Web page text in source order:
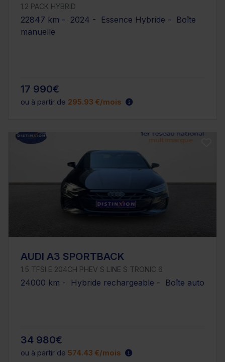
1.2 PACK HYBRID
22847 km - 2024 - Essence Hybride - Boîte
manuelle
17 990€
ou à partir de 295.93 €/mois
AUDI A3 SPORTBACK
1.5 TFSI E 204CH PHEV S LINE S TRONIC 6
24000 km - Hybride rechargeable - Boîte auto
34 980€
ou à partir de 574.43 €/mois